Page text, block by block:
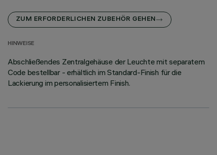
ZUM ERFORDERLICHEN ZUBEHÖR GEHEN
HINWEISE
Abschließendes Zentralgehäuse der Leuchte mit separatem
Code bestellbar - erhältlich im Standard-Finish für die
Lackierung im personalisiertem Finish.